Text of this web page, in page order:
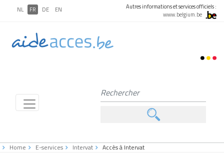
NL FR DE EN
Autres informations et services officiels :
www.belgium.be
Home E-services Intervat Accès à Intervat